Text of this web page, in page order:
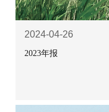
2024-04-26
2023年报